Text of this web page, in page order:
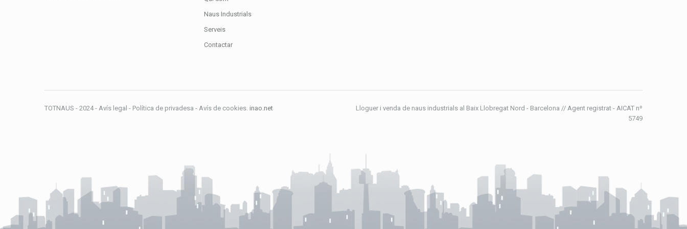
Naus Industrials
Serveis
Contactar
TOTNAUS - 2024 - Avís legal - Política de privadesa - Avís de cookies. inao.net
Lloguer i venda de naus industrials al Baix Llobregat Nord - Barcelona // Agent registrat - AICAT nº
5749